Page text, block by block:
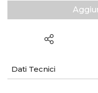
Dati Tecnici